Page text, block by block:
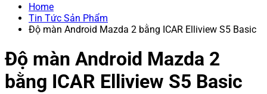
Home
Tin Tức Sản Phẩm
Độ màn Android Mazda 2 bằng ICAR Elliview S5 Basic
Độ màn Android Mazda 2
bằng ICAR Elliview S5 Basic